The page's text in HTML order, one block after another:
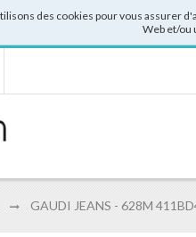
des cookies pour vous assurer
Web et/ou
GAUDI JEANS - 628M